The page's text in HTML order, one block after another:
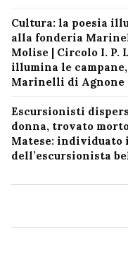
Cultura: la poesia
alla fonderia
Molise | Circolo I. P.
illumina le
Marinelli di Agnone
Escursionisti
donna, trovato
Matese: individuato
dell’escursionista